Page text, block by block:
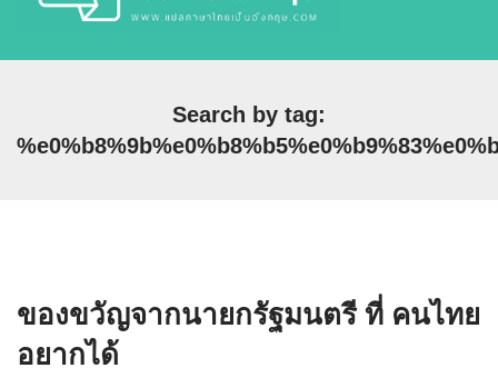
Search by tag:
ของขวัญจากนายกรัฐมนตรี ที่ คนไทย
อยากได้